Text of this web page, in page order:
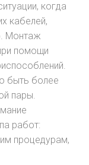
когда
кабелей,
Монтаж
помощи
быть более
пары.
работ:
процедурам,